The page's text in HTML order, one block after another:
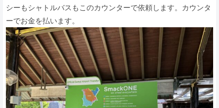
シーもシャトルバスもこのカウンターで依頼します。カウンタ
ーでお金を払います。